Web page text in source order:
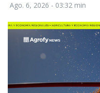
Ago. 6, 2026 - 03:32 min